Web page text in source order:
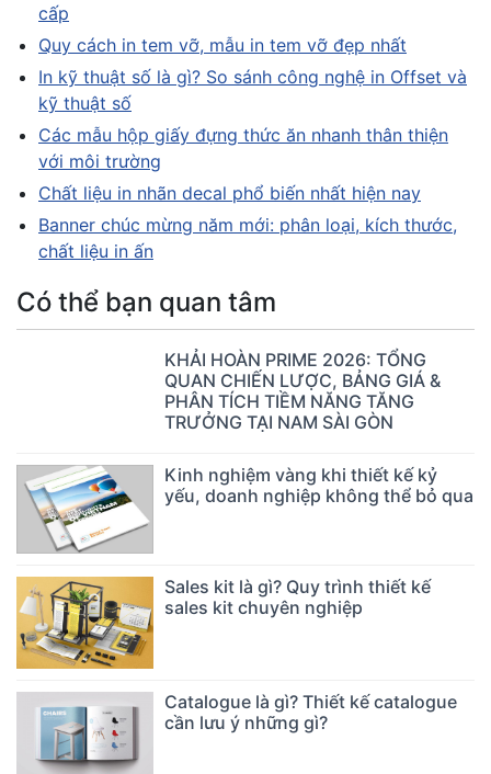
cấp
Quy cách in tem vỡ, mẫu in tem vỡ đẹp nhất
In kỹ thuật số là gì? So sánh công nghệ in Offset và
kỹ thuật số
Các mẫu hộp giấy đựng thức ăn nhanh thân thiện
với môi trường
Chất liệu in nhãn decal phổ biến nhất hiện nay
Banner chúc mừng năm mới: phân loại, kích thước,
chất liệu in ấn
Có thể bạn quan tâm
KHẢI HOÀN PRIME 2026: TỔNG
QUAN CHIẾN LƯỢC, BẢNG GIÁ &
PHÂN TÍCH TIỀM NĂNG TĂNG
TRƯỞNG TẠI NAM SÀI GÒN
Kinh nghiệm vàng khi thiết kế kỷ
yếu, doanh nghiệp không thể bỏ qua
Sales kit là gì? Quy trình thiết kế
sales kit chuyên nghiệp
Catalogue là gì? Thiết kế catalogue
cần lưu ý những gì?